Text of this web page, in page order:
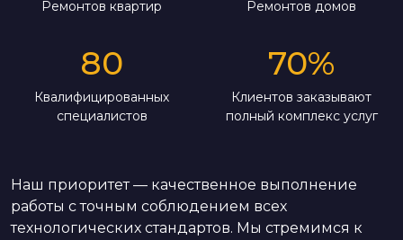
Ремонтов квартир Ремонтов домов
80
Квалифицированных
специалистов
70%
Клиентов заказывают
полный комплекс услуг
Наш приоритет — качественное выполнение
работы с точным соблюдением всех
технологических стандартов. Мы стремимся к